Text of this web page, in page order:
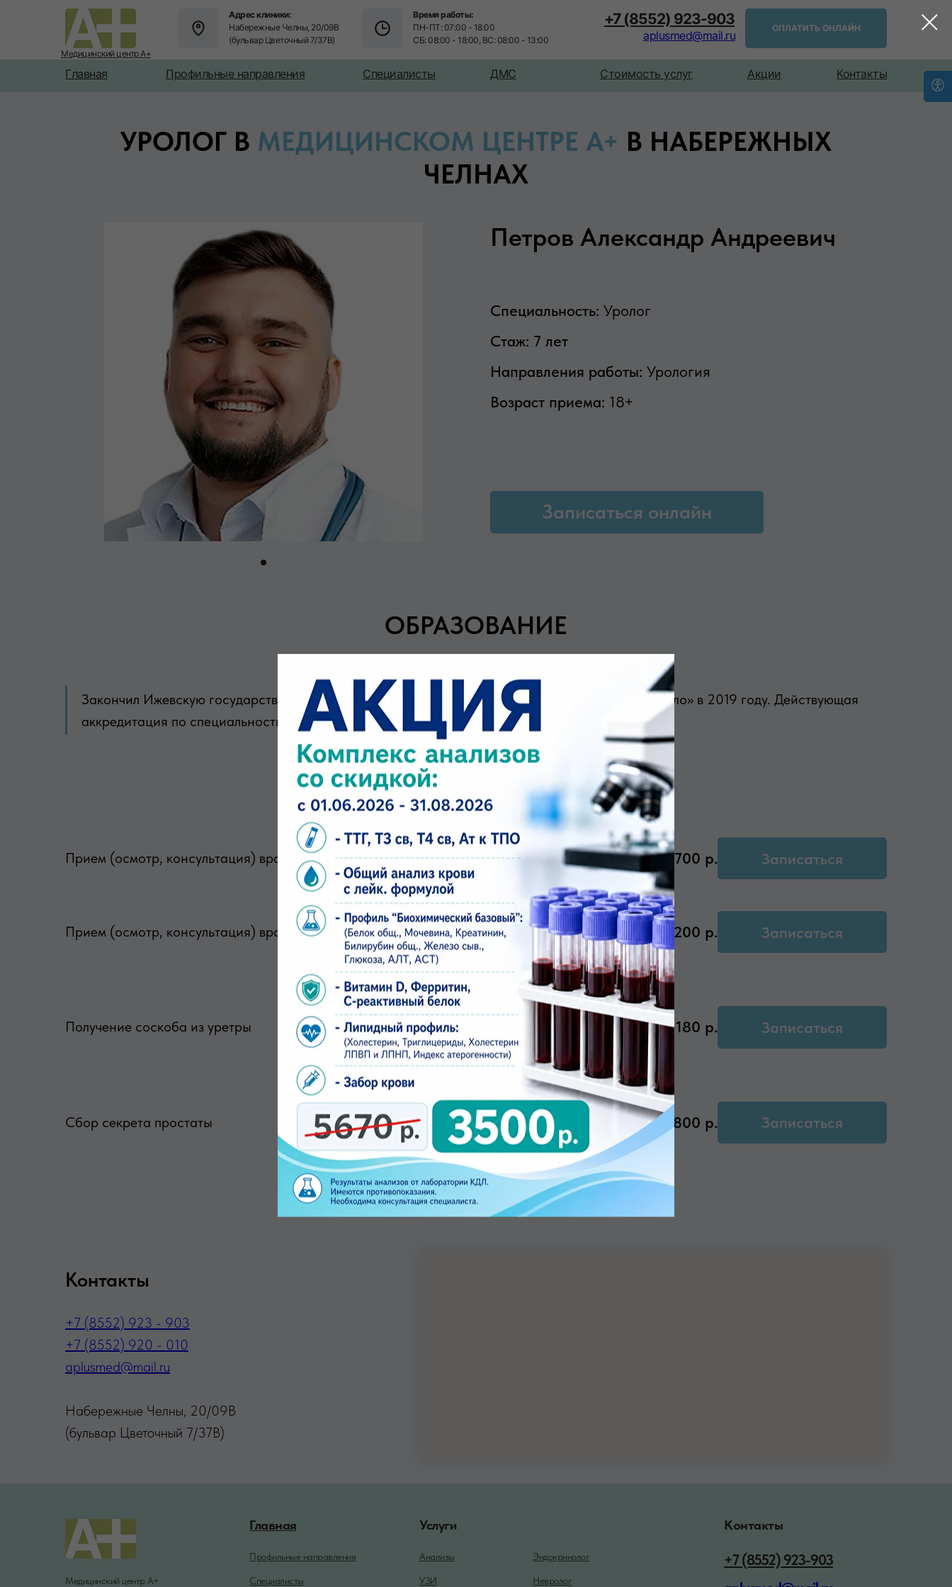
+7 (8552) 923-903
Время работы:
ПН-ПТ: 07:00 - 18:00
СБ: 08:00 - 18:00, ВС: 08:00 - 13:00
aplusmed@mail.ru
Адрес клиники:
Набережные Челны, 20/09В
(бульвар Цветочный 7/37В)
ОПЛАТИТЬ ОНЛАЙН
Контакты
Акции
Стоимость услуг
ДМС
Специалисты
Профильные направления
Главная
Медицинский центр А+
УРОЛОГ В МЕДИЦИНСКОМ ЦЕНТРЕ А+ В НАБЕРЕЖНЫХ
ЧЕЛНАХ
Петров Александр Андреевич
Специальность: Уролог
Стаж: 7 лет
Направления работы: Урология
Возраст приема: 18+
Записаться онлайн
ОБРАЗОВАНИЕ
Закончил Ижевскую государственную медицинскую академию по специальности «Лечебное дело» в 2019 году. Действующая
аккредитация по специальности «Урология» от 26.07.2021 г.
ПЕРЕЧЕНЬ УСЛУГ
Прием (осмотр, консультация) врача-уролога первичный 2700 р. Записаться
Прием (осмотр, консультация) врача-уролога повторный (в течение месяца) 2200 р. Записаться
Получение соскоба из уретры 180 р. Записаться
Сбор секрета простаты 800 р. Записаться
Контакты
+7 (8552) 923 - 903
+7 (8552) 920 - 010
aplusmed@mail.ru
Набережные Челны, 20/09В
(бульвар Цветочный 7/37В)
Медицинский центр А+
Контакты
Услуги
УЗИ
Анализы +7 (8552) 923-903
Невролог
Эндокринолог
Специалисты
Профильные направления
Главная